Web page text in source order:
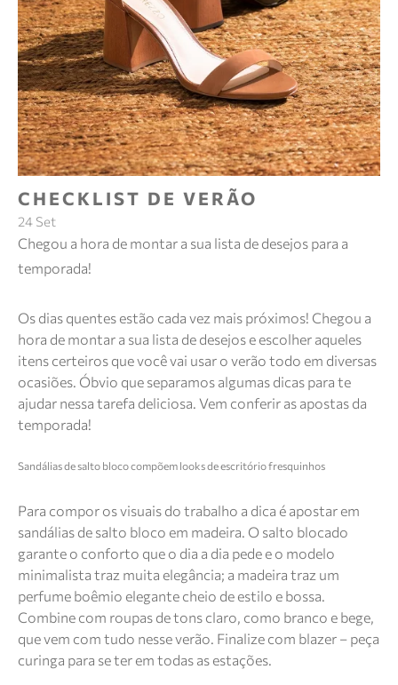
CHECKLIST DE VERÃO
24 Set
Chegou a hora de montar a sua lista de desejos para a
temporada!
Os dias quentes estão cada vez mais próximos! Chegou a
hora de montar a sua lista de desejos e escolher aqueles
itens certeiros que você vai usar o verão todo em diversas
ocasiões. Óbvio que separamos algumas dicas para te
ajudar nessa tarefa deliciosa. Vem conferir as apostas da
temporada!
Sandálias de salto bloco compõem looks de escritório fresquinhos
Para compor os visuais do trabalho a dica é apostar em
sandálias de salto bloco em madeira. O salto blocado
garante o conforto que o dia a dia pede e o modelo
minimalista traz muita elegância; a madeira traz um
perfume boêmio elegante cheio de estilo e bossa.
Combine com roupas de tons claro, como branco e bege,
que vem com tudo nesse verão. Finalize com blazer – peça
curinga para se ter em todas as estações.